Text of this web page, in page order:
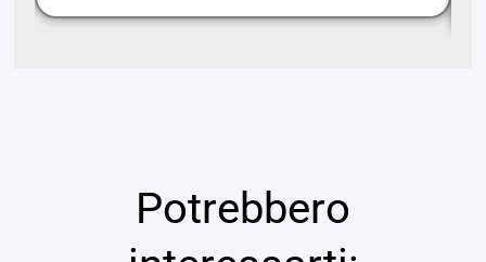
Potrebbero